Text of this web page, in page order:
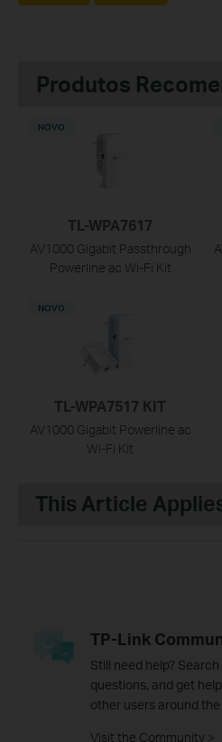
Produtos
TL-WPA7617
AV1000 Gigabit Passthrough
Powerline ac Wi-Fi Kit
NOVO
TL-WPA7517 KIT
AV1000 Gigabit Powerline ac
Wi-Fi Kit
NOVO
This Article
TP-Link
Still need help?
questions, and get
other users around the
Visit the Community >